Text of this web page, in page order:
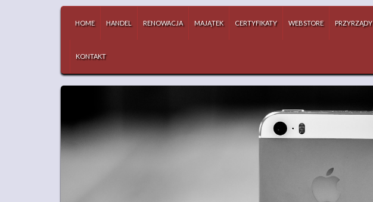
HOME HANDEL RENOWACJA MAJĄTEK CERTYFIKATY WEBSTORE PRZYRZĄDY
KONTAKT